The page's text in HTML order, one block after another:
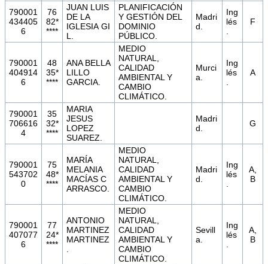
790001
434405
6
76
82*
****
JUAN LUIS
DE LA
IGLESIA GI
L.
PLANIFICACIÓN
Y GESTIÓN DEL
DOMINIO
PÚBLICO.
Madri
d.
Ing
lés
F
790001
404914
6
48
35*
****
ANA BELLA
LILLO
GARCIA.
MEDIO
NATURAL,
CALIDAD
AMBIENTAL Y
CAMBIO
CLIMÁTICO.
Murci
a.
Ing
lés
A
790001
706616
4
35
32*
****
MARIA
JESUS
LOPEZ
SUAREZ.
Madri
d.
G
790001
543702
0
75
48*
****
MARÍA
MELANIA
MACÍAS C
ARRASCO.
MEDIO
NATURAL,
CALIDAD
AMBIENTAL Y
CAMBIO
CLIMÁTICO.
Madri
d.
Ing
lés
A,
B
790001
407077
6
77
24*
****
ANTONIO
MARTINEZ
MARTINEZ
MEDIO
NATURAL,
CALIDAD
AMBIENTAL Y
CAMBIO
CLIMÁTICO.
Sevill
a.
Ing
lés
A,
B